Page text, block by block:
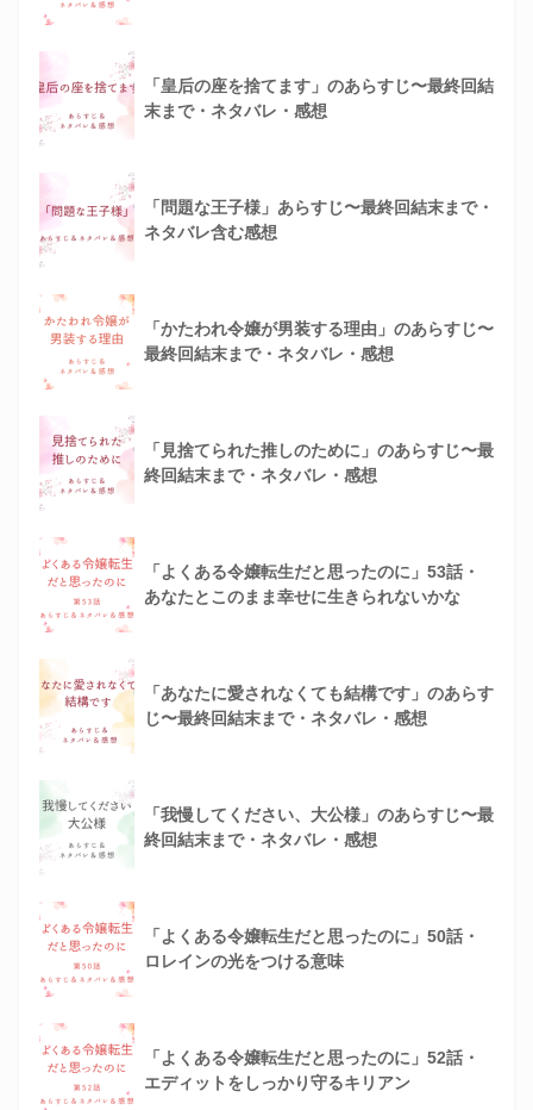
「皇后の座を捨てます」のあらすじ〜最終回結
末まで・ネタバレ・感想
「問題な王子様」あらすじ〜最終回結末まで・
ネタバレ含む感想
「かたわれ令嬢が男装する理由」のあらすじ〜
最終回結末まで・ネタバレ・感想
「見捨てられた推しのために」のあらすじ〜最
終回結末まで・ネタバレ・感想
「よくある令嬢転生だと思ったのに」53話・
あなたとこのまま幸せに生きられないかな
「あなたに愛されなくても結構です」のあらす
じ〜最終回結末まで・ネタバレ・感想
「我慢してください、大公様」のあらすじ〜最
終回結末まで・ネタバレ・感想
「よくある令嬢転生だと思ったのに」50話・
ロレインの光をつける意味
「よくある令嬢転生だと思ったのに」52話・
エディットをしっかり守るキリアン